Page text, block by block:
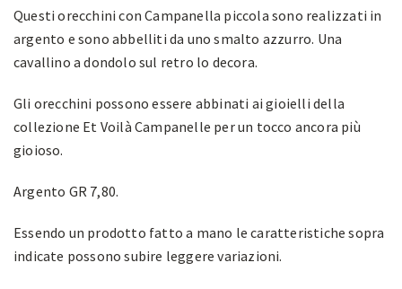
Questi orecchini con Campanella piccola sono realizzati in
argento e sono abbelliti da uno smalto azzurro. Una
cavallino a dondolo sul retro lo decora.
Gli orecchini possono essere abbinati ai gioielli della
collezione Et Voilà Campanelle per un tocco ancora più
gioioso.
Argento GR 7,80.
Essendo un prodotto fatto a mano le caratteristiche sopra
indicate possono subire leggere variazioni.